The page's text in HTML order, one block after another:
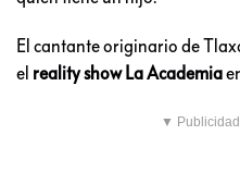
El cantante originario de
el reality show La Academia
▼